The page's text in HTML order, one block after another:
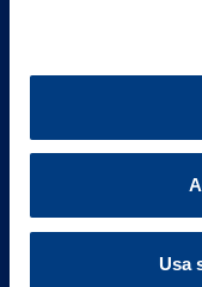
Usa
20149 Milano
FAQ
Governance
Investor Relations